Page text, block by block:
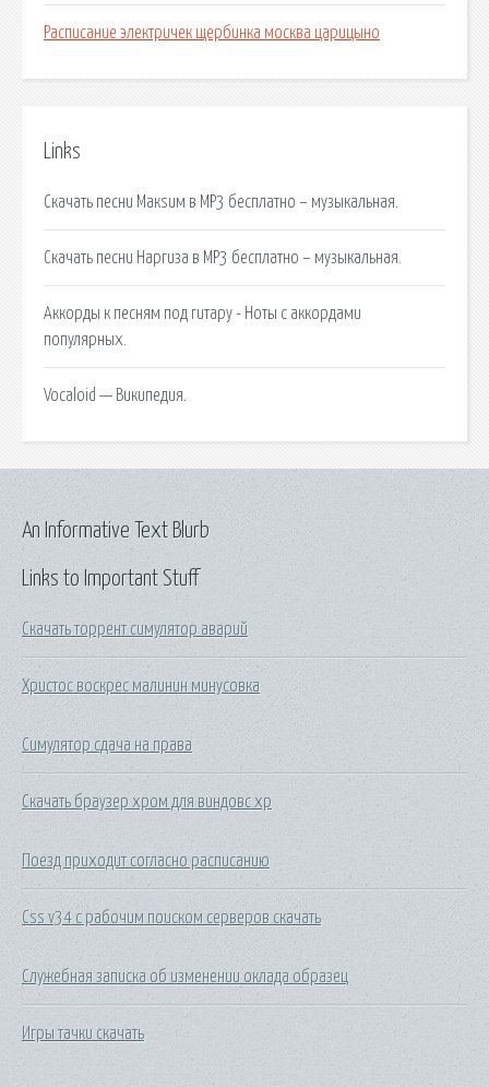
Расписание электричек щербинка москва царицыно
Links
Скачать песни Макsим в MP3 бесплатно – музыкальная.
Скачать песни Наргиза в MP3 бесплатно – музыкальная.
Аккорды к песням под гитару - Ноты с аккордами
популярных.
Vocaloid — Википедия.
Links to Important Stuff
Скачать торрент симулятор аварий
Христос воскрес малинин минусовка
Симулятор сдача на права
Скачать браузер хром для виндовс хр
Поезд приходит согласно расписанию
Css v34 с рабочим поиском серверов скачать
Служебная записка об изменении оклада образец
Игры тачки скачать
An Informative Text Blurb